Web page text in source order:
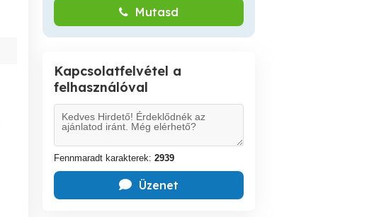
Mutasd
Kapcsolatfelvétel a
felhasználóval
Fennmaradt karakterek: 2939
Üzenet